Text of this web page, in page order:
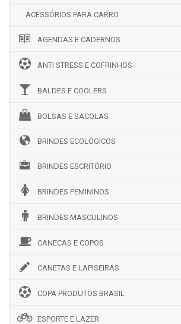
ACESSÓRIOS PARA CARRO
AGENDAS E CADERNOS
ANTI STRESS E COFRINHOS
BALDES E COOLERS
BOLSAS E SACOLAS
BRINDES ECOLÓGICOS
BRINDES ESCRITÓRIO
BRINDES FEMININOS
BRINDES MASCULINOS
CANECAS E COPOS
CANETAS E LAPISEIRAS
COPA PRODUTOS BRASIL
ESPORTE E LAZER